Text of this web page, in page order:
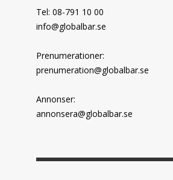
Tel: 08-791 10 00
info@globalbar.se
Prenumerationer:
prenumeration@globalbar.se
Annonser:
annonsera@globalbar.se